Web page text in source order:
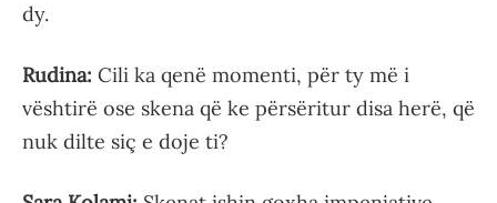
dy.
Rudina: Cili ka qenë momenti, për ty më i
vështirë ose skena që ke përsëritur disa herë, që
nuk dilte siç e doje ti?